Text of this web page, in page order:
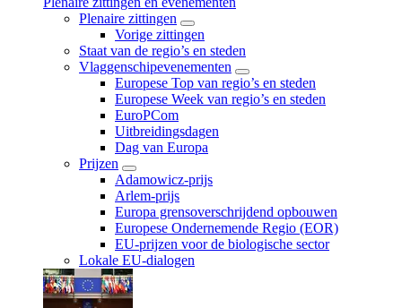
Plenaire zittingen
Vorige zittingen
Staat van de regio’s en steden
Vlaggenschipevenementen
Europese Top van regio’s en steden
Europese Week van regio’s en steden
EuroPCom
Uitbreidingsdagen
Dag van Europa
Prijzen
Adamowicz-prijs
Arlem-prijs
Europa grensoverschrijdend opbouwen
Europese Ondernemende Regio (EOR)
EU-prijzen voor de biologische sector
Lokale EU-dialogen